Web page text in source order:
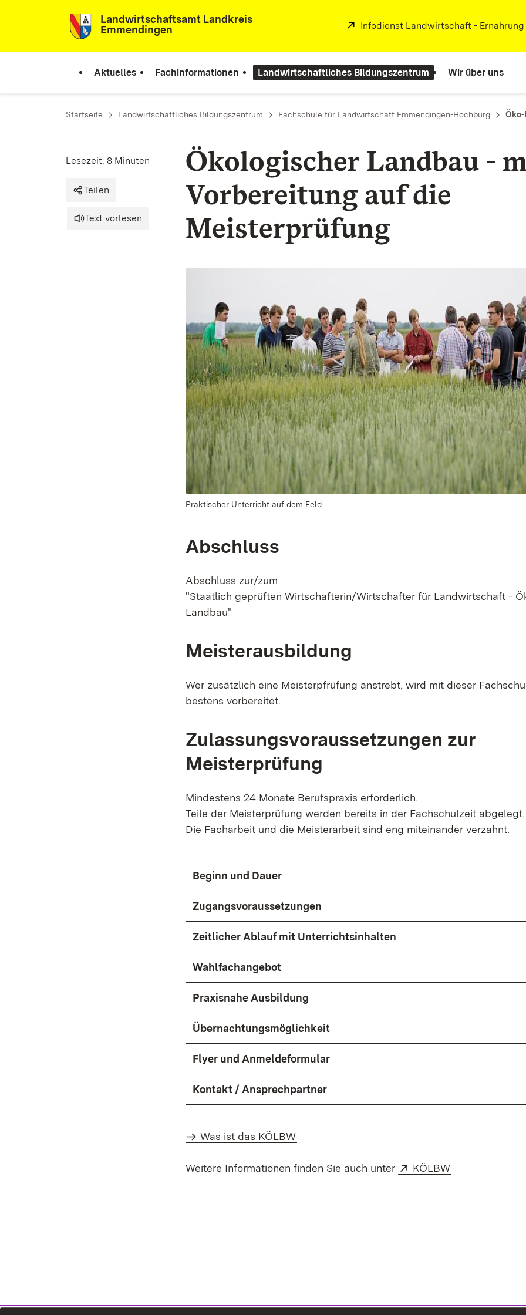
Zum Inhalt springenLandwirtschaftsamt Landkreis
Emmendingen
Extern:
Infodienst Landwirtschaft -
Aktuelles Fachinformationen Landwirtschaftliches Bildungszentrum Wir über uns
Startseite Landwirtschaftliches Bildungszentrum Fachschule für Landwirtschaft Emmendingen-Hochburg
Ökologischer Landbau -
Vorbereitung auf die
Meisterprüfung
Lesezeit: 8 Minuten
Teilen
Text vorlesen
Praktischer Unterricht auf dem Feld
Abschluss
Abschluss zur/zum
"Staatlich geprüften Wirtschafterin/Wirtschafter für Landwirtschaft -
Landbau"
Meisterausbildung
Wer zusätzlich eine Meisterpfrüfung anstrebt, wird mit dieser
bestens vorbereitet.
Zulassungsvoraussetzungen zur
Meisterprüfung
Mindestens 24 Monate Berufspraxis erforderlich.
Teile der Meisterprüfung werden bereits in der Fachschulzeit abgelegt.
Die Facharbeit und die Meisterarbeit sind eng miteinander verzahnt.
Beginn und Dauer
Zugangsvoraussetzungen
Zeitlicher Ablauf mit Unterrichtsinhalten
Wahlfachangebot
Praxisnahe Ausbildung
Übernachtungsmöglichkeit
Flyer und Anmeldeformular
Kontakt / Ansprechpartner
Was ist das KÖLBW
Weitere Informationen finden Sie auch unter Extern:
KÖLBW